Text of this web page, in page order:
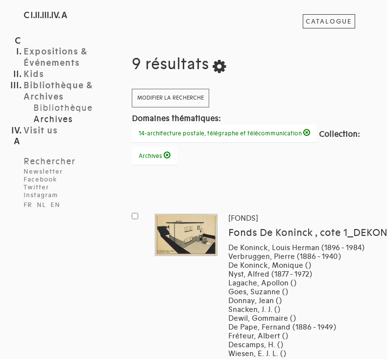
C I.II.III.IV. A
Expositions &
Événements
Kids
Bibliothèque &
Archives
Bibliothèque
Archives
Visit us
Rechercher
Newsletter
Facebook
Twitter
Instagram
FR
NL EN
CATALOGUE
9 résultats
MODIFIER LA RECHERCHE
Domaines thématiques:
14-architecture postale, télégraphe et télécommunication Collection:
Archives
[FONDS]
Fonds De Koninck , cote 1_DEKON
De Koninck, Louis Herman (1896 - 1984)
Verbruggen, Pierre (1886 - 1940)
De Koninck, Monique ()
Nyst, Alfred (1877 - 1972)
Lagache, Apollon ()
Goes, Suzanne ()
Donnay, Jean ()
Snacken, J. J. ()
Dewil, Gommaire ()
De Pape, Fernand (1886 - 1949)
Fréteur, Albert ()
Descamps, H. ()
Wiesen, E. J. L. ()